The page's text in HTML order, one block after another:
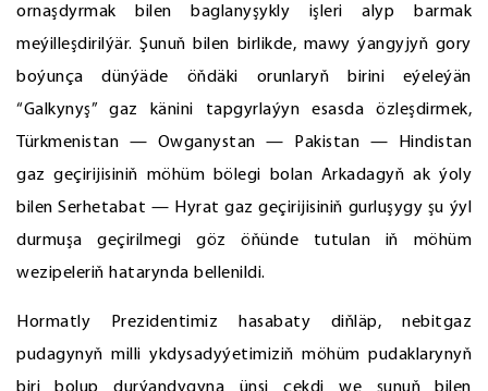
ornaşdyrmak bilen baglanyşykly işleri alyp barmak
meýilleşdirilýär. Şunuň bilen birlikde, mawy ýangyjyň gory
boýunça dünýäde öňdäki orunlaryň birini eýeleýän
“Galkynyş” gaz känini tapgyrlaýyn esasda özleşdirmek,
Türkmenistan — Owganystan — Pakistan — Hindistan
gaz geçirijisiniň möhüm bölegi bolan Arkadagyň ak ýoly
bilen Serhetabat — Hyrat gaz geçirijisiniň gurluşygy şu ýyl
durmuşa geçirilmegi göz öňünde tutulan iň möhüm
wezipeleriň hatarynda bellenildi.
Hormatly Prezidentimiz hasabaty diňläp, nebitgaz
pudagynyň milli ykdysadyýetimiziň möhüm pudaklarynyň